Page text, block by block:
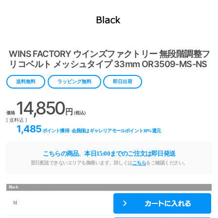
WINS FACTORY ウインズファクトリー 無段階調整フ
リコベルト メッシュタイプ 33mm OR3509-MS-NS
送料無料 ラッピング無料 即日出荷
価格 14,850円 (税込)
[ 送料込 ]
1,485 ポイント獲得 会員様はギャレリアモールポイント10%還元
こちらの商品、本日15:00までのご注文は即日発送
翌日配送できないエリアも御座います。詳しくはこちらをご確認ください。
Black
M